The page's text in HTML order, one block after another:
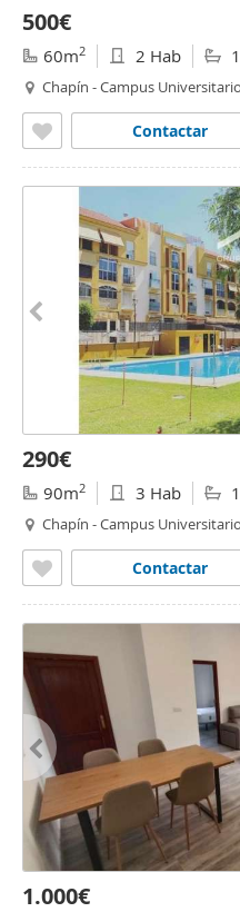
500€
60m2 2 Hab
Chapín - Campus
Contactar
290€
90m2 3 Hab
Chapín - Campus
Contactar
1.000€